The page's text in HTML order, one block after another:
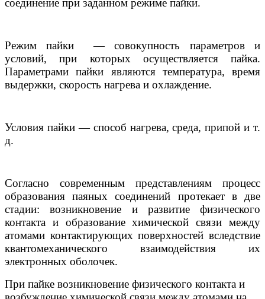
соединение при заданном режиме пайки.
Режим пайки — совокупность параметров и
условий, при которых осуществляется пайка.
Параметрами пайки являются температура, время
выдержки, скорость нагрева и охлаждение.
Условия пайки — способ нагрева, среда, припой и т.
д.
Согласно современным представлениям процесс
образования паяных соединений протекает в две
стадии: возникновение и развитие физического
контакта и образование химической связи между
атомами контактирующих поверхностей вследствие
квантомеханического взаимодействия их
электронных оболочек.
При пайке возникновение физического контакта и